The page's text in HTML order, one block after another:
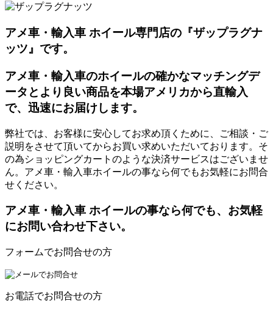
アメ車・輸入車 ホイール専門店の『ザップラグナ
ッツ』です。
アメ車・輸入車のホイールの確かなマッチングデ
ータとより良い商品を本場アメリカから直輸入
で、迅速にお届けします。
弊社では、お客様に安心してお求め頂くために、ご相談・ご
説明をさせて頂いてからお買い求めいただいております。そ
の為ショッピングカートのような決済サービスはございませ
ん。アメ車・輸入車ホイールの事なら何でもお気軽にお問合
せください。
アメ車・輸入車 ホイールの事なら何でも、お気軽
にお問い合わせ下さい。
フォームでお問合せの方
お電話でお問合せの方